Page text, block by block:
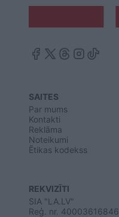
SAITES
Par mums
Kontakti
Reklāma
Noteikumi
Ētikas kodekss
REKVIZĪTI
SIA "LA.LV"
Reģ. nr. 40003616846